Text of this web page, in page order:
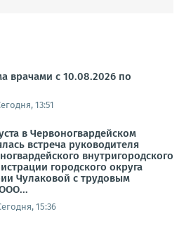
врачами с 10.08.2026 по
13:51
в Червоногвардейском
встреча руководителя
внутригородского
городского округа
Чулаковой с трудовым
15:36